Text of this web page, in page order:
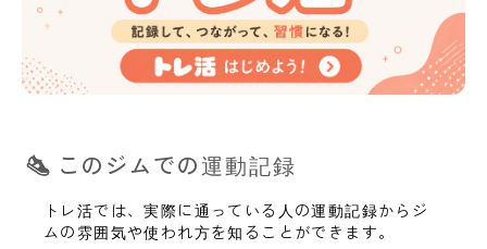
このジムでの運動記録
トレ活では、実際に通っている人の運動記録からジ
ムの雰囲気や使われ方を知ることができます。